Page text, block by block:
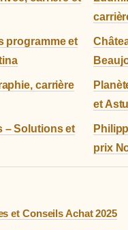
programme et
carrière
et
– Solutions et
prix
et Conseils Achat 2025